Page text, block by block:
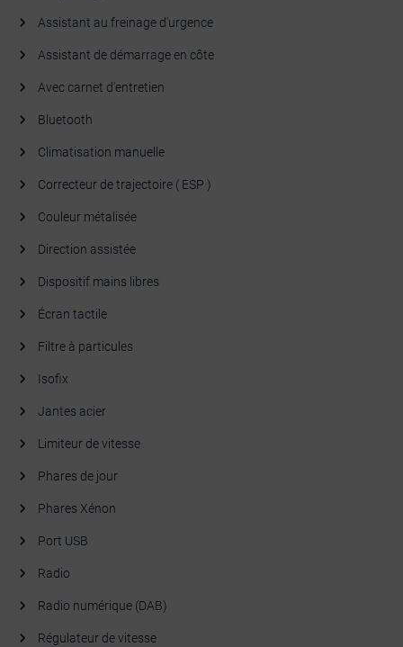
Assistant au freinage d'urgence
Assistant de démarrage en côte
Avec carnet d'entretien
Bluetooth
Climatisation manuelle
Correcteur de trajectoire ( ESP )
Couleur métalisée
Direction assistée
Dispositif mains libres
Écran tactile
Filtre à particules
Isofix
Jantes acier
Limiteur de vitesse
Phares de jour
Phares Xénon
Port USB
Radio
Radio numérique (DAB)
Régulateur de vitesse